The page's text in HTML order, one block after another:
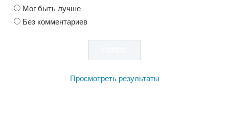
Мог быть лучше
Без комментариев
Просмотреть результаты